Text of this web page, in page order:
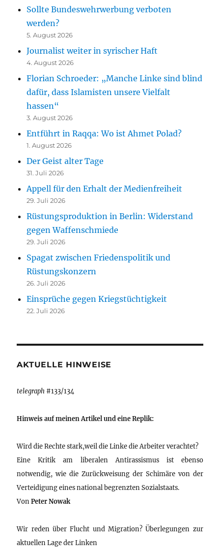
Sollte Bundeswehrwerbung verboten
werden?
5. August 2026
Journalist weiter in syrischer Haft
4. August 2026
Florian Schroeder: „Manche Linke sind blind
dafür, dass Islamisten unsere Vielfalt
hassen“
3. August 2026
Entführt in Raqqa: Wo ist Ahmet Polad?
1. August 2026
Der Geist alter Tage
31. Juli 2026
Appell für den Erhalt der Medienfreiheit
29. Juli 2026
Rüstungsproduktion in Berlin: Widerstand
gegen Waffenschmiede
29. Juli 2026
Spagat zwischen Friedenspolitik und
Rüstungskonzern
26. Juli 2026
Einsprüche gegen Kriegstüchtigkeit
22. Juli 2026
AKTUELLE HINWEISE
telegraph #133/134
Hinweis auf meinen Artikel und eine Replik:
Wird die Rechte stark,weil die Linke die Arbeiter verachtet?
Eine Kritik am liberalen Antirassismus ist ebenso
notwendig, wie die Zurückweisung der Schimäre von der
Verteidigung eines national begrenzten Sozialstaats.
VonPeter Nowak
Wir reden über Flucht und Migration? Überlegungen zur
aktuellen Lage der Linken